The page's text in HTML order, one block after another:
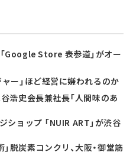
Google Store 表参道」がオー
ー」ほど経営に嫌われるのか
浩史会長兼社長「人間味のあ
ショップ 「NUIR ART」が渋谷
脱炭素コンクリ、大阪・御堂筋